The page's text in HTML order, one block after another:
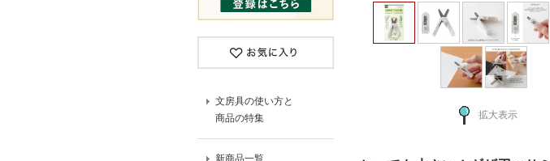
文房具の使い方と
商品の特集
新商品一覧
拡大表示